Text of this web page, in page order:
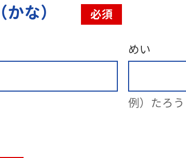
な） 必須
めい
例）たろう